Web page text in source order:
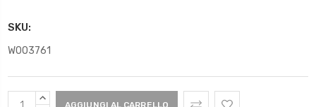
SKU:
W003761
ScortaAUMENTARE